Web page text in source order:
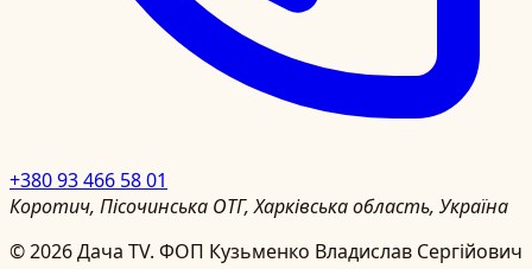
+380 93 466 58 01
Коротич, Пісочинська ОТГ, Харківська область, Україна
©2026Дача TV. ФОП Кузьменко Владислав Сергійович